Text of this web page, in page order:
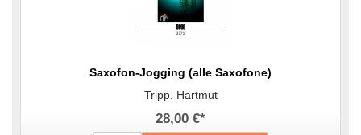
Saxofon-Jogging (alle Saxofone)
Tripp, Hartmut
28,00 €*